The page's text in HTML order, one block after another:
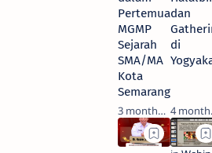
Pertemuan
MGMP
Sejarah
SMA/MA
Kota
Semarang
3 months ago
dan
di
4